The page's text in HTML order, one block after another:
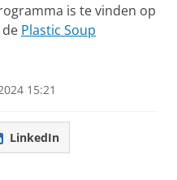
is te vinden op
Plastic Soup
15:21
LinkedIn